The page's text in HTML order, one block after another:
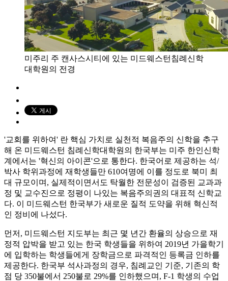
미주리 주 캔사스시티에 있는 미드웨스턴침례신학
대학원의 전경
'교회를 위하여' 란 핵심 가치로 실천적 복음주의 신학을 추구
해 온 미드웨스턴 침례신학대학원의 한국부는 미주 한인신학
계에서는 '혁신의 아이콘'으로 통한다. 한국어로 제공하는 석/
박사 학위과정에 재학생들만 610여명에 이를 정도로 북미 최
대 규모이며, 실제적이면서도 탁월한 전문성이 검증된 교과과
정 및 교수진으로 정평이 나있는 복음주의권의 대표적 신학교
다. 이 미드웨스턴 한국부가 새로운 질적 도약을 위해 혁신적
인 정비에 나섰다.
먼저, 미드웨스턴 지도부는 최근 몇 년간 환율의 상승으로 재
정적 압박을 받고 있는 한국 학생들을 위하여 2019년 가을학기
에 입학하는 학생들에게 장학금으로 파격적인 등록금 인하를
제공한다. 한국부 석사과정의 경우, 침례교인 기준, 기존의 학
점 당 350불에서 250불로 29%를 인하했으며, F-1 학생의 수업